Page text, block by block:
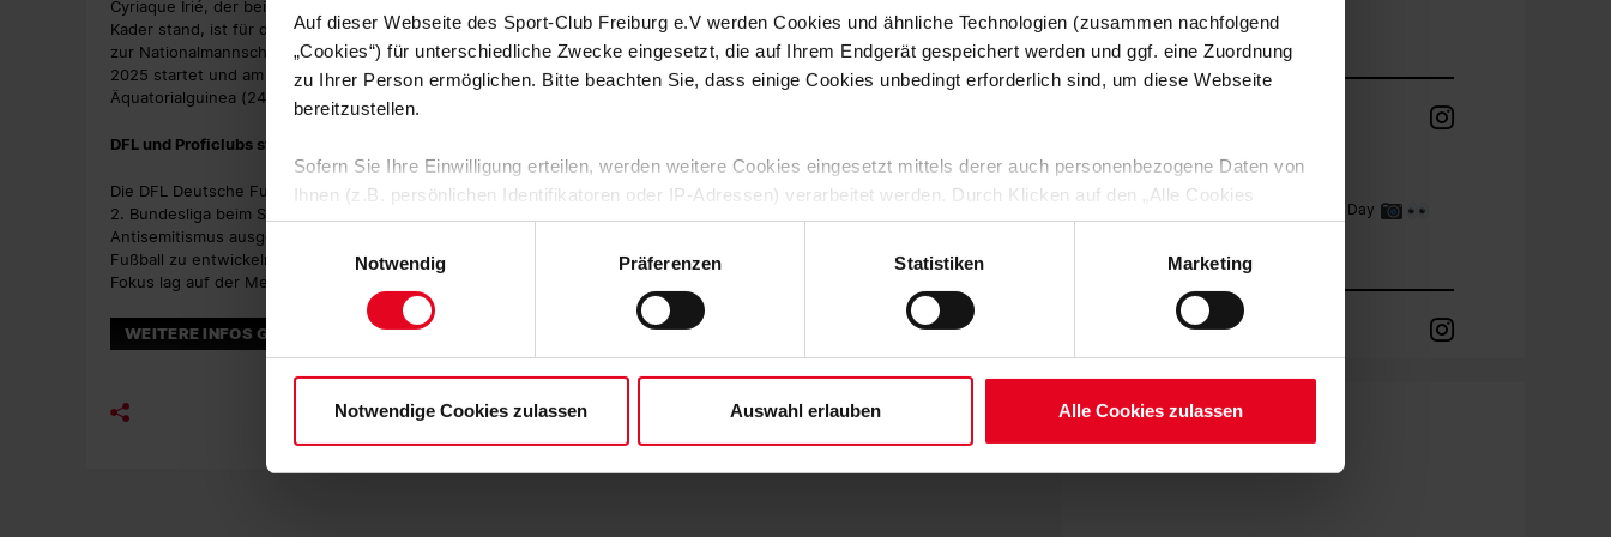
Auf dieser Webseite des Sport-Club Freiburg e.V werden Cookies und ähnliche Technologien (zusammen nachfolgend
„Cookies“) für unterschiedliche Zwecke eingesetzt, die auf Ihrem Endgerät gespeichert werden und ggf. eine Zuordnung
zu Ihrer Person ermöglichen. Bitte beachten Sie, dass einige Cookies unbedingt erforderlich sind, um diese Webseite
bereitzustellen.
Sofern Sie Ihre Einwilligung erteilen, werden weitere Cookies eingesetzt mittels derer auch personenbezogene Daten von
Ihnen (z.B. persönlichen Identifikatoren oder IP-Adressen) verarbeitet werden. Durch Klicken auf den „Alle Cookies
zulassen“-Button stimmen Sie der Speicherung aller aufgeführten Cookies und der entsprechenden Verarbeitung Ihrer
personenbezogenen Daten für die unten jeweils angegebene Zwecke gem. § 25 Abs. 1 TDDDG, Art. 6 Abs. 1 lit. a DSGVO
Soweit Sie „Notwendige Cookies“ auswählen, werden nur unbedingt erforderliche Cookies eingesetzt. Ihre etwaig erteilten
Notwendig
Präferenzen Statistiken Marketing
Notwendige Cookies zulassen Auswahl erlauben Alle Cookies zulassen
Cyriaque Irié, der beim Europa-League Spiel gegen Salzburg zum ersten Mal nach seiner Malaria-Erkrankung wieder im
Kader stand, ist für das letzte Spiel des Jahres beim VfL Wolfsburg keine Option für den SC. Der Angreifer ist bereits
zur Nationalmannschaft Burkina Fasos gereist, mit der er am Afrika-Cup in Marokko teilnimmt, der am 21. Dezember
2025 startet und am 18. Januar 2026 mit dem Finale endet. In der Gruppe E trifft Irié mit seinem Team auf
Äquatorialguinea (24. Dezember), Algerien (28. Dezember) und den Sudan (31. Dezember).
DFL und Proficlubs stärken internationales Netzwerk im Kampf gegen Antisemitismus
Die DFL Deutsche Fußball Liga hat gemeinsam mit Vertreterinnen und Vertretern der Proficlubs aus der Bundesliga und
2. Bundesliga beim Symposium „Tackling Antisemitism in Sport“ in London ihr internationales Netzwerk im Kampf gegen
Antisemitismus ausgebaut. Ziel der Veranstaltung war es, neue Maßnahmen und Projekte gegen Antisemitismus im
Fußball zu entwickeln und Erfahrungen auszutauschen. Mit dabei waren auch Vertreter des Sport-Club. Ein besonderer
Fokus lag auf der Meldung und Auswertung antisemitischer Vorfälle sowie auf Strategien gegen digitale Hassrede.
WEITERE INFOS GIBT ES HIER
#scf #scfreiburg
SC FREIBURG
Hinter den Kulissen beim Media Day
#scfreiburg
05.08.2026
Unser Team 2026/27